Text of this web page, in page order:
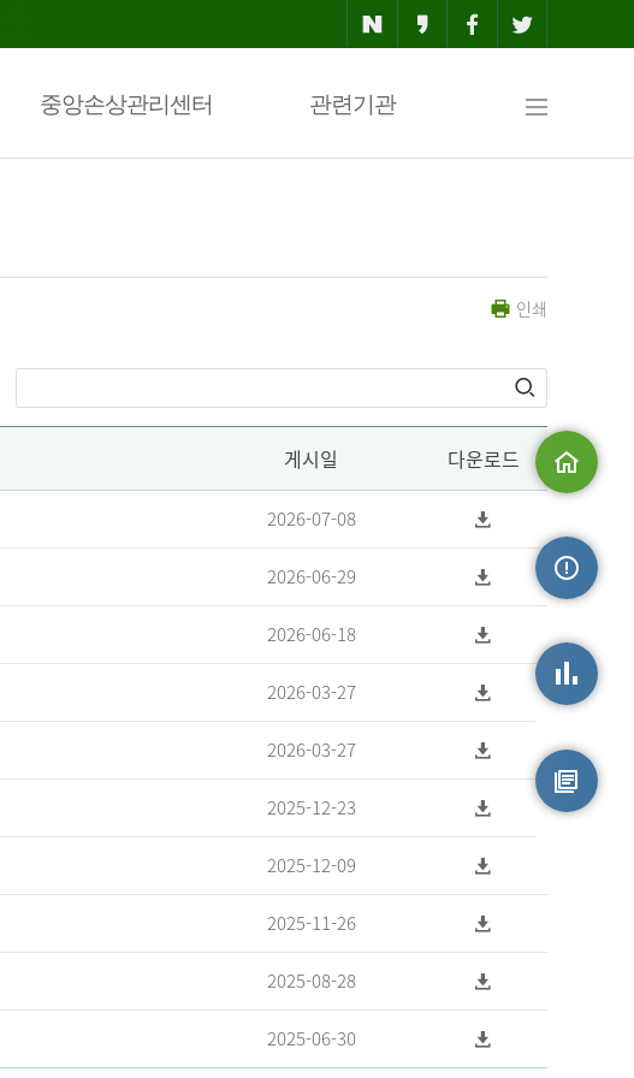
중앙손상관리센터 관련기관
맵
인쇄
게시일 다운로드
2026-07-08
2026-06-29
2026-06-18
2026-03-27
2026-03-27
2025-12-23
2025-12-09
2025-11-26
2025-08-28
2025-06-30